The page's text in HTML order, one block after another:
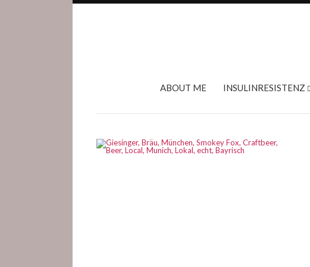
ABOUT ME INSULINRESISTENZ